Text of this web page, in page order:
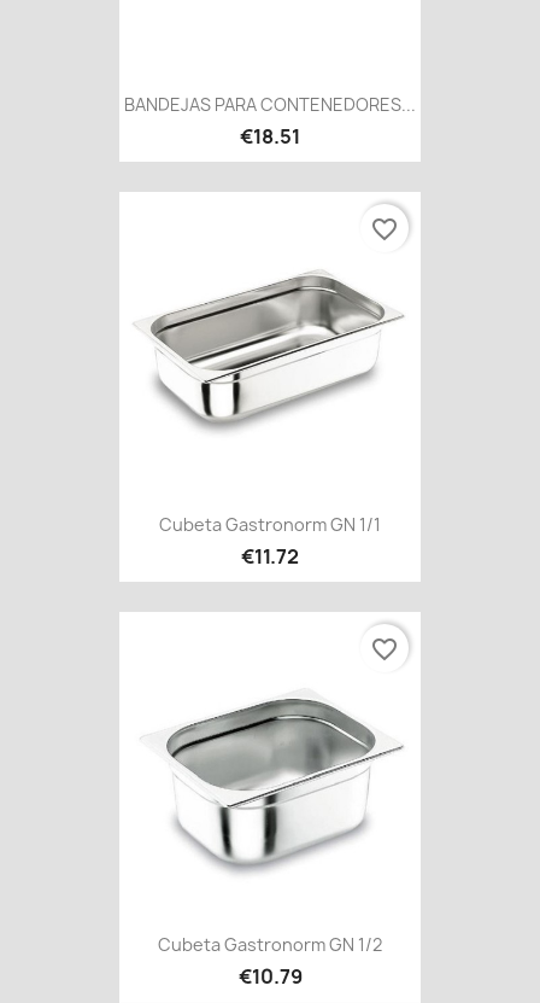
BANDEJAS PARA CONTENEDORES...
€18.51
Cubeta Gastronorm GN 1/1
€11.72
favorite_border
Cubeta Gastronorm GN 1/2
€10.79
favorite_border